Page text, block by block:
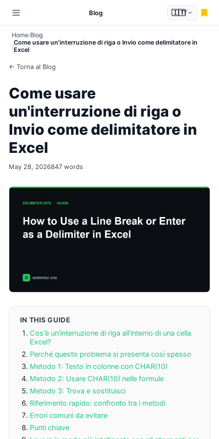
Blog 🇮🇹
IT
Home Blog
Come usare un'interruzione di riga o Invio come delimitatore in
Excel
← Torna al Blog
Come usare
un'interruzione di riga o
Invio come delimitatore in
Excel
May 28, 2026847 words
IN THIS GUIDE
Cos'è un'interruzione di riga all'interno di una cella
Excel?
Perché questo problema si presenta così spesso
Metodo 1: Testo in colonne con CHAR(10)
Metodo 2: Usare CHAR(10) nelle formule
Metodo 3: Trova e sostituisci
Riferimento rapido: confronto tra i metodi
Errori comuni da evitare
Punti chiave